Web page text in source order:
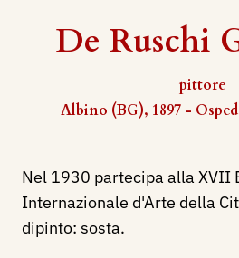
De Ruschi
pittore
Albino (BG), 1897 -
Nel 1930 partecipa alla XVII
Internazionale d'Arte della
dipinto: sosta.